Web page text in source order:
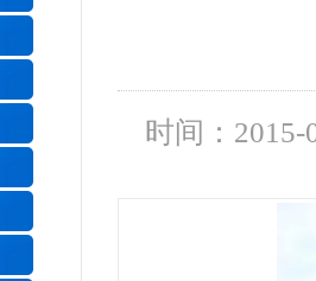
时间：2015-